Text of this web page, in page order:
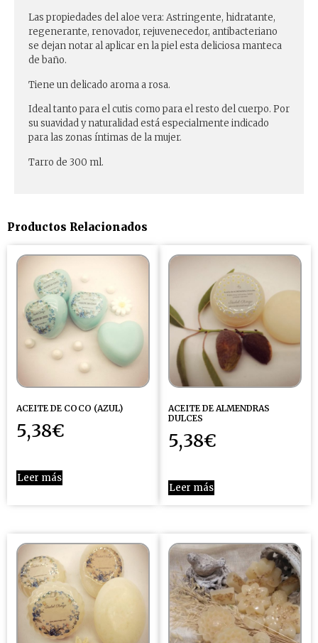
Las propiedades del aloe vera: Astringente, hidratante,
regenerante, renovador, rejuvenecedor, antibacteriano
se dejan notar al aplicar en la piel esta deliciosa manteca
de baño.
Tiene un delicado aroma a rosa.
Ideal tanto para el cutis como para el resto del cuerpo. Por
su suavidad y naturalidad está especialmente indicado
para las zonas íntimas de la mujer.
Tarro de 300 ml.
Productos Relacionados
ACEITE DE COCO (AZUL)
5,38€
Leer más
ACEITE DE ALMENDRAS
DULCES
5,38€
Leer más